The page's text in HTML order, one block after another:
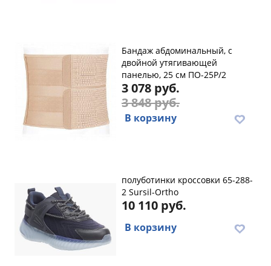
Бандаж абдоминальный, с
двойной утягивающей
панелью, 25 см ПО-25Р/2
3 078 руб.
3 848 руб.
В корзину
полуботинки кроссовки 65-288-
2 Sursil-Ortho
10 110 руб.
В корзину